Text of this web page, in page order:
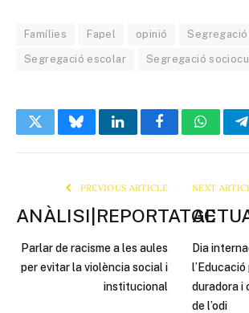
Famílies Fapel opinió Segregació
Segregació escolar Segregació
TwitterBlueskyLinkedInFacebook
PREVIOUS ARTICLE
ANÀLISI|REPORTATGE
Parlar de racisme a les aules
per evitar la violència social i
institucional
NEXT
Dia
duradora i
de l’odi